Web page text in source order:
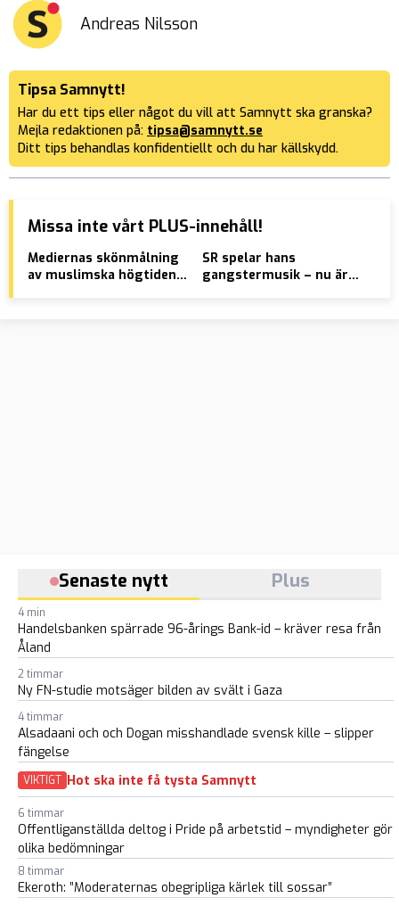
Andreas Nilsson
Tipsa Samnytt!
Har du ett tips eller något du vill att Samnytt ska granska?
Mejla redaktionen på: tipsa@samnytt.se
Ditt tips behandlas konfidentiellt och du har källskydd.
Missa inte vårt PLUS-innehåll!
Mediernas skönmålning
av muslimska högtiden:
SR spelar hans
gangstermusik – nu är
Senaste nytt Plus
4 min
Handelsbanken spärrade 96-årings Bank-id – kräver resa från
Åland
2 timmar
Ny FN-studie motsäger bilden av svält i Gaza
4 timmar
Alsadaani och och Dogan misshandlade svensk kille – slipper
fängelse
VIKTIGT Hot ska inte få tysta Samnytt
6 timmar
Offentliganställda deltog i Pride på arbetstid – myndigheter gör
olika bedömningar
8 timmar
Ekeroth: ”Moderaternas obegripliga kärlek till sossar”